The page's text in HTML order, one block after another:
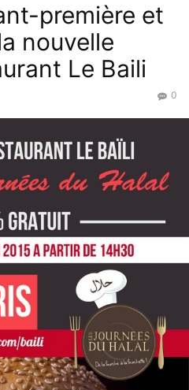
première et
nouvelle
Le Baili
0